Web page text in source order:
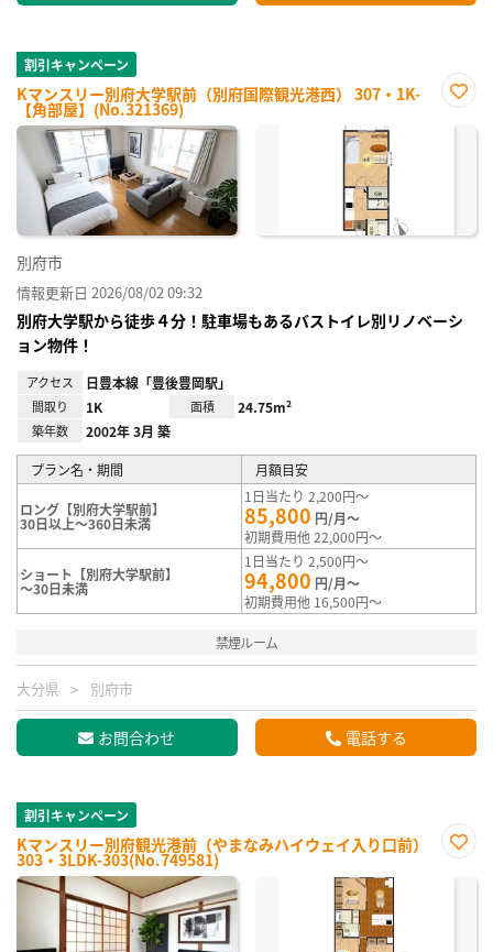
割引キャンペーン
Kマンスリー別府大学駅前（別府国際観光港西） 307・1K-
【角部屋】(No.321369)
に入
別府市
情報更新日 2026/08/02 09:32
別府大学駅から徒歩４分！駐車場もあるバストイレ別リノベーシ
ョン物件！
アクセス 日豊本線「豊後豊岡駅」
間取り 1K 面積 24.75m²
築年数 2002年 3月 築
プラン名・期間 月額目安
ロング【別府大学駅前】
30日以上～360日未満
1日当たり 2,200円～
85,800 円/月～
初期費用他 22,000円～
ショート【別府大学駅前】
～30日未満
1日当たり 2,500円～
94,800 円/月～
初期費用他 16,500円～
禁煙ルーム
大分県 別府市
お問合わせ 電話する
割引キャンペーン
Kマンスリー別府観光港前（やまなみハイウェイ入り口前）
303・3LDK-303(No.749581)
に入